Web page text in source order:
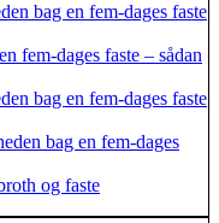
bag en fem-dages faste
fem-dages faste – sådan
bag en fem-dages faste
bag en fem-dages
og faste